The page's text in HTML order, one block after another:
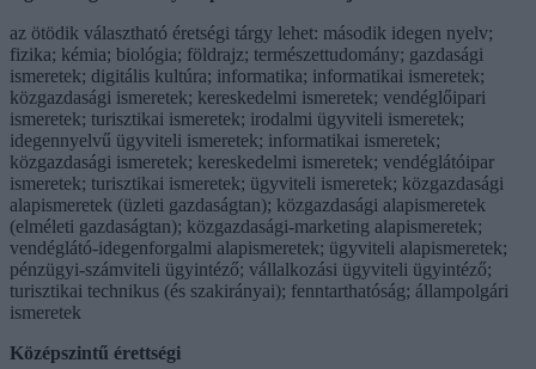
az ötödik választható éretségi tárgy lehet: második idegen nyelv;
fizika; kémia; biológia; földrajz; természettudomány; gazdasági
ismeretek; digitális kultúra; informatika; informatikai ismeretek;
közgazdasági ismeretek; kereskedelmi ismeretek; vendéglőipari
ismeretek; turisztikai ismeretek; irodalmi ügyviteli ismeretek;
idegennyelvű ügyviteli ismeretek; informatikai ismeretek;
közgazdasági ismeretek; kereskedelmi ismeretek; vendéglátóipar
ismeretek; turisztikai ismeretek; ügyviteli ismeretek; közgazdasági
alapismeretek (üzleti gazdaságtan); közgazdasági alapismeretek
(elméleti gazdaságtan); közgazdasági-marketing alapismeretek;
vendéglátó-idegenforgalmi alapismeretek; ügyviteli alapismeretek;
pénzügyi-számviteli ügyintéző; vállalkozási ügyviteli ügyintéző;
turisztikai technikus (és szakirányai); fenntarthatóság; állampolgári
ismeretek
Középszintű érettségi